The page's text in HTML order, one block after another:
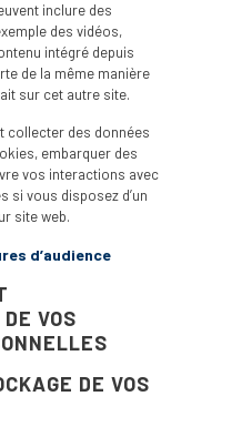
inclure des
des vidéos,
intégré depuis
de la même manière
sur cet autre site.
collecter des données
embarquer des
vos interactions avec
si vous disposez d’un
site web.
d’audience
VOS
DE VOS